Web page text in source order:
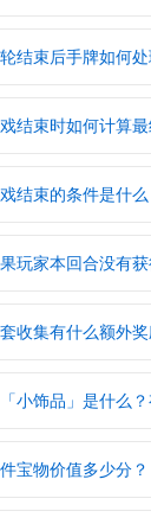
结束后手牌如何处
结束时如何计算
结束的条件是什么
玩家本回合没有
收集有什么额外奖
小饰品」是什么
宝物价值多少分？